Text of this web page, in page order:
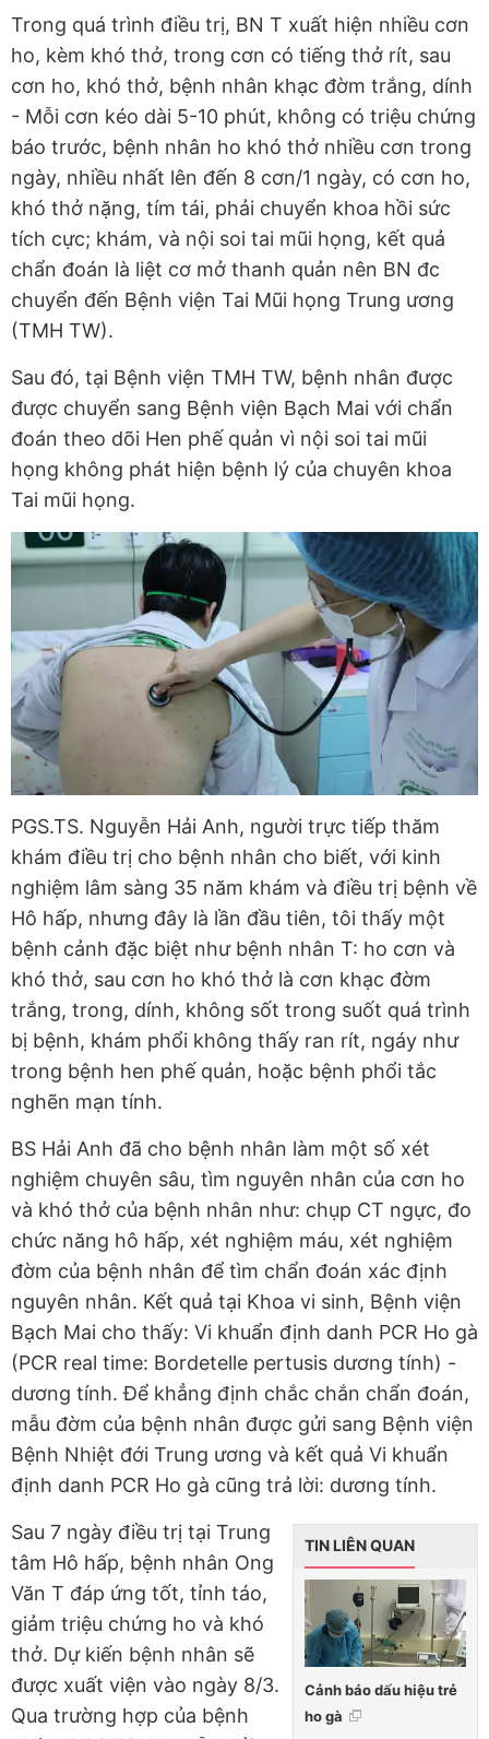
Trong quá trình điều trị, BN T xuất hiện nhiều cơn
ho, kèm khó thở, trong cơn có tiếng thở rít, sau
cơn ho, khó thở, bệnh nhân khạc đờm trắng, dính
- Mỗi cơn kéo dài 5-10 phút, không có triệu chứng
báo trước, bệnh nhân ho khó thở nhiều cơn trong
ngày, nhiều nhất lên đến 8 cơn/1 ngày, có cơn ho,
khó thở nặng, tím tái, phải chuyển khoa hồi sức
tích cực; khám, và nội soi tai mũi họng, kết quả
chẩn đoán là liệt cơ mở thanh quản nên BN đc
chuyển đến Bệnh viện Tai Mũi họng Trung ương
(TMH TW).
Sau đó, tại Bệnh viện TMH TW, bệnh nhân được
được chuyển sang Bệnh viện Bạch Mai với chẩn
đoán theo dõi Hen phế quản vì nội soi tai mũi
họng không phát hiện bệnh lý của chuyên khoa
Tai mũi họng.
PGS.TS. Nguyễn Hải Anh, người trực tiếp thăm
khám điều trị cho bệnh nhân cho biết, với kinh
nghiệm lâm sàng 35 năm khám và điều trị bệnh về
Hô hấp, nhưng đây là lần đầu tiên, tôi thấy một
bệnh cảnh đặc biệt như bệnh nhân T: ho cơn và
khó thở, sau cơn ho khó thở là cơn khạc đờm
trắng, trong, dính, không sốt trong suốt quá trình
bị bệnh, khám phổi không thấy ran rít, ngáy như
trong bệnh hen phế quản, hoặc bệnh phổi tắc
nghẽn mạn tính.
BS Hải Anh đã cho bệnh nhân làm một số xét
nghiệm chuyên sâu, tìm nguyên nhân của cơn ho
và khó thở của bệnh nhân như: chụp CT ngực, đo
chức năng hô hấp, xét nghiệm máu, xét nghiệm
đờm của bệnh nhân để tìm chẩn đoán xác định
nguyên nhân. Kết quả tại Khoa vi sinh, Bệnh viện
Bạch Mai cho thấy: Vi khuẩn định danh PCR Ho gà
(PCR real time: Bordetelle pertusis dương tính) -
dương tính. Để khẳng định chắc chắn chẩn đoán,
mẫu đờm của bệnh nhân được gửi sang Bệnh viện
Bệnh Nhiệt đới Trung ương và kết quả Vi khuẩn
định danh PCR Ho gà cũng trả lời: dương tính.
TIN LIÊN QUAN
Cảnh báo dấu hiệu trẻ
ho gà
Sau 7 ngày điều trị tại Trung
tâm Hô hấp, bệnh nhân Ong
Văn T đáp ứng tốt, tỉnh táo,
giảm triệu chứng ho và khó
thở. Dự kiến bệnh nhân sẽ
được xuất viện vào ngày 8/3.
Qua trường hợp của bệnh